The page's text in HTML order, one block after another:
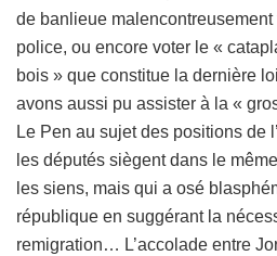
de banlieue malencontreusement
police, ou encore voter le «
bois » que constitue la dernière
avons aussi pu assister à la «
Le Pen au sujet des positions de
les députés siègent dans le
les siens, mais qui a osé
république en suggérant la
remigration… L’accolade entre